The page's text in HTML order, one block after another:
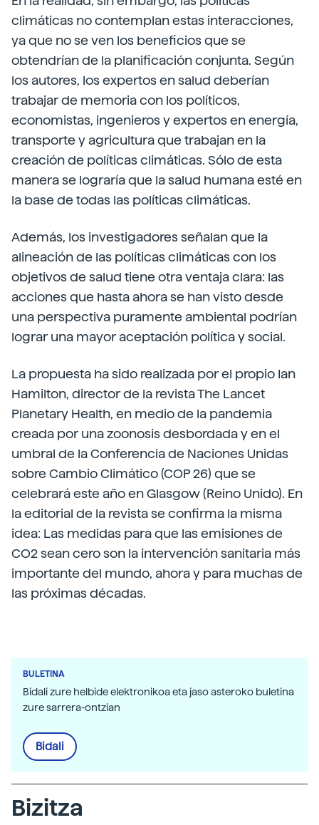
climáticas no contemplan estas interacciones,
ya que no se ven los beneficios que se
obtendrían de la planificación conjunta. Según
los autores, los expertos en salud deberían
trabajar de memoria con los políticos,
economistas, ingenieros y expertos en energía,
transporte y agricultura que trabajan en la
creación de políticas climáticas. Sólo de esta
manera se lograría que la salud humana esté en
la base de todas las políticas climáticas.
Además, los investigadores señalan que la
alineación de las políticas climáticas con los
objetivos de salud tiene otra ventaja clara: las
acciones que hasta ahora se han visto desde
una perspectiva puramente ambiental podrían
lograr una mayor aceptación política y social.
La propuesta ha sido realizada por el propio Ian
Hamilton, director de la revista The Lancet
Planetary Health, en medio de la pandemia
creada por una zoonosis desbordada y en el
umbral de la Conferencia de Naciones Unidas
sobre Cambio Climático (COP 26) que se
celebrará este año en Glasgow (Reino Unido). En
la editorial de la revista se confirma la misma
idea: Las medidas para que las emisiones de
CO2 sean cero son la intervención sanitaria más
importante del mundo, ahora y para muchas de
las próximas décadas.
BULETINA
Bidali zure helbide elektronikoa eta jaso asteroko buletina
zure sarrera-ontzian
Bidali
Bizitza